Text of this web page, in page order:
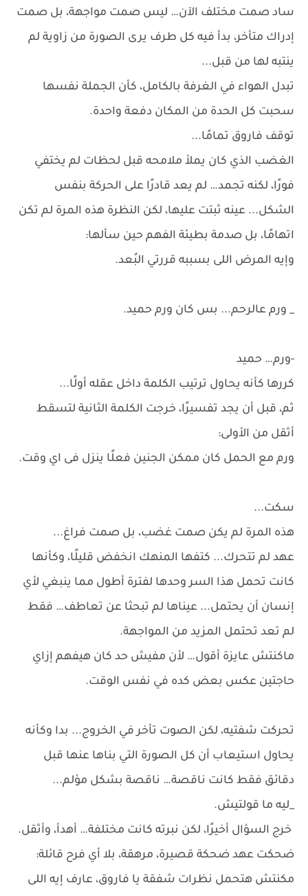
ساد صمت مختلف الآن… ليس صمت مواجهة، بل صمت
إدراك متأخر، بدأ فيه كل طرف يرى الصورة من زاوية لم
ينتبه لها من قبل...
تبدل الهواء في الغرفة بالكامل، كأن الجملة نفسها
سحبت كل الحدة من المكان دفعة واحدة.
توقف فاروق تمامًا...
الغضب الذي كان يملأ ملامحه قبل لحظات لم يختفي
فورًا، لكنه تجمد… لم يعد قادرًا على الحركة بنفس
الشكل... عينه ثبتت عليها، لكن النظرة هذه المرة لم تكن
اتهامًا، بل صدمة بطيئة الفهم حين سألها:
وإيه المرض اللى بسببه قررتي البُعد.
_ ورم عالرحم... بس كان ورم حميد.
-ورم… حميد
كررها كأنه يحاول ترتيب الكلمة داخل عقله أولًا...
ثم، قبل أن يجد تفسيرًا، خرجت الكلمة الثانية لتسقط
أثقل من الأولى:
ورم مع الحمل كان ممكن الجنين فعلًا ينزل فى اي وقت.
سكت...
هذه المرة لم يكن صمت غضب، بل صمت فراغ...
عهد لم تتحرك... كتفها المنهك انخفض قليلًا، وكأنها
كانت تحمل هذا السر وحدها لفترة أطول مما ينبغي لأي
إنسان أن يحتمل... عيناها لم تبحثا عن تعاطف… فقط
لم تعد تحتمل المزيد من المواجهة.
ماكنتش عايزة أقول… لأن مفيش حد كان هيفهم إزاي
حاجتين عكس بعض كده في نفس الوقت.
تحركت شفتيه، لكن الصوت تأخر في الخروج... بدا وكأنه
يحاول استيعاب أن كل الصورة التي بناها عنها قبل
دقائق فقط كانت ناقصة… ناقصة بشكل مؤلم...
_ليه ما قولتيش.
خرج السؤال أخيرًا، لكن نبرته كانت مختلفة… أهدأ، وأثقل.
ضحكت عهد ضحكة قصيرة، مرهقة، بلا أي فرح قائلة:
مكنتش هتحمل نظرات شفقة يا فاروق، عارف إيه اللى